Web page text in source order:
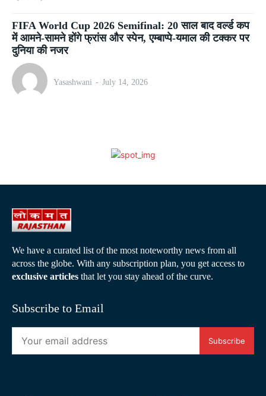
FIFA World Cup 2026 Semifinal: 20 साल बाद वर्ल्ड कप
में आमने-सामने होंगे फ्रांस और स्पेन, एम्बाप्पे-यमाल की टक्कर पर
दुनिया की नजर
Yasashwani - July 14, 2026
We have a curated list of the most noteworthy news from all
across the globe. With any subscription plan, you get access to
exclusive articles that let you stay ahead of the curve.
Subscribe to Email
Subscribe